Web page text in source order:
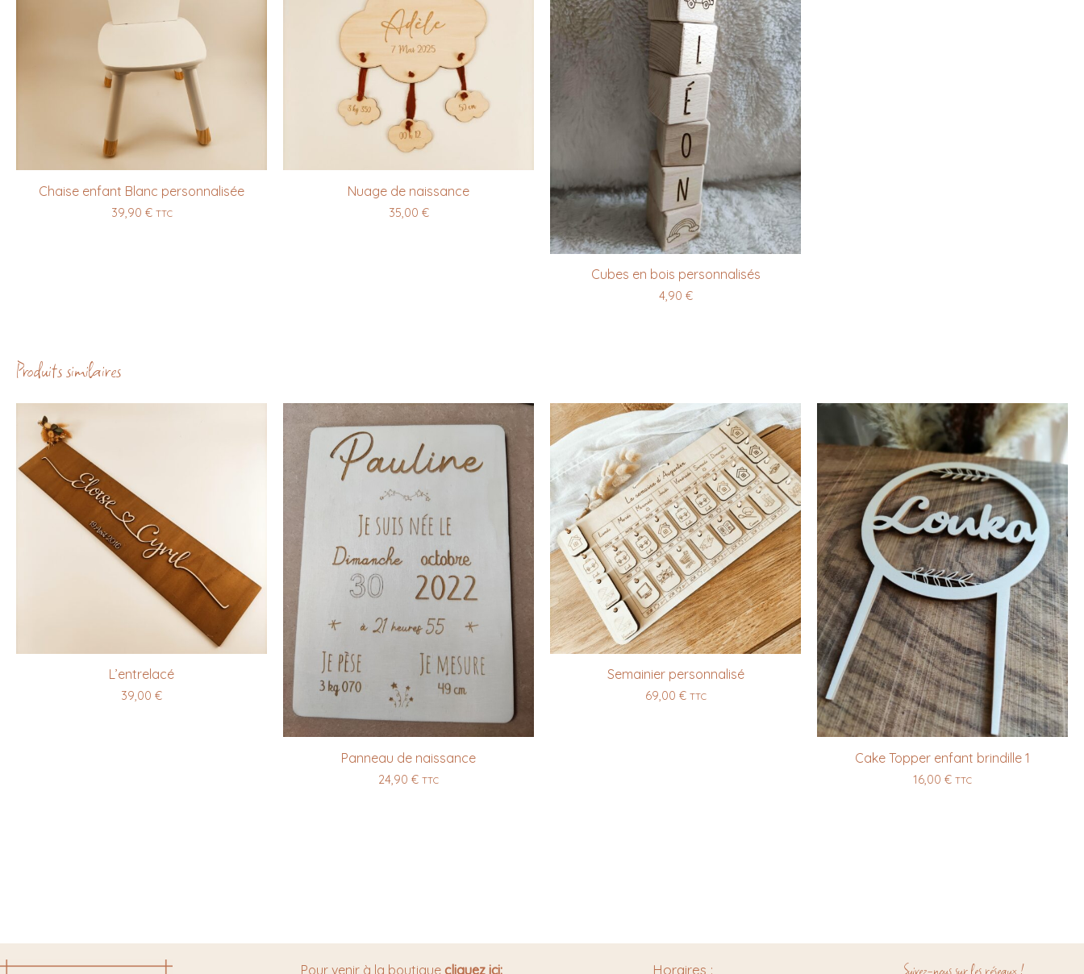
Chaise enfant Blanc personnalisée
39,90 € TTC
Nuage de naissance
35,00 €
Cubes en bois personnalisés
4,90 €
Produits similaires
L’entrelacé
39,00 €
Panneau de naissance
24,90 € TTC
Semainier personnalisé
69,00 € TTC
Cake Topper enfant brindille 1
16,00 € TTC
Pour venir à la boutique cliquez ici: Horaires :